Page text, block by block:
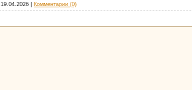
19.04.2026 Комментарии (0)